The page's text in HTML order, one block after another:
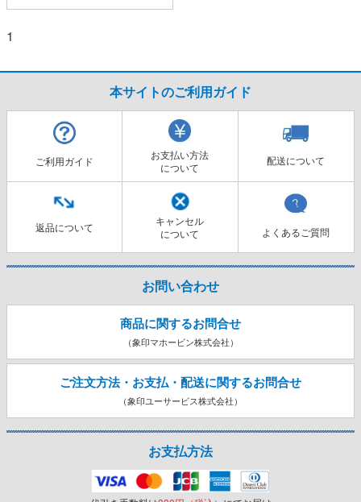
1
本サイトのご利用ガイド
ご利用ガイド
お支払い方法
について
配送について
返品について
キャンセル
について
よくあるご質問
お問い合わせ
商品に関するお問合せ
（象印マホービン株式会社）
ご注文方法・お支払・配送に関するお問合せ
（象印ユーサービス株式会社）
お支払方法